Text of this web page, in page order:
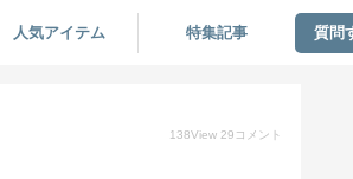
人気アイテム 特集記事 質問
138View 29 コメント